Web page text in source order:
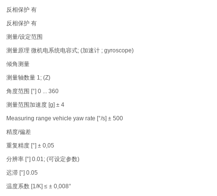
反相保护 有
反相保护 有
测量/设定范围
测量原理 微机电系统电容式; (加速计 ; gyroscope)
倾角测量
测量轴数量 1; (Z)
角度范围 [°] 0 ... 360
测量范围加速度 [g] ± 4
Measuring range vehicle yaw rate [°/s] ± 500
精度/偏差
重复精度 [°] ± 0,05
分辨率 [°] 0.01; (可设定参数)
迟滞 [°] 0.05
温度系数 [1/K] ≤ ± 0,008°